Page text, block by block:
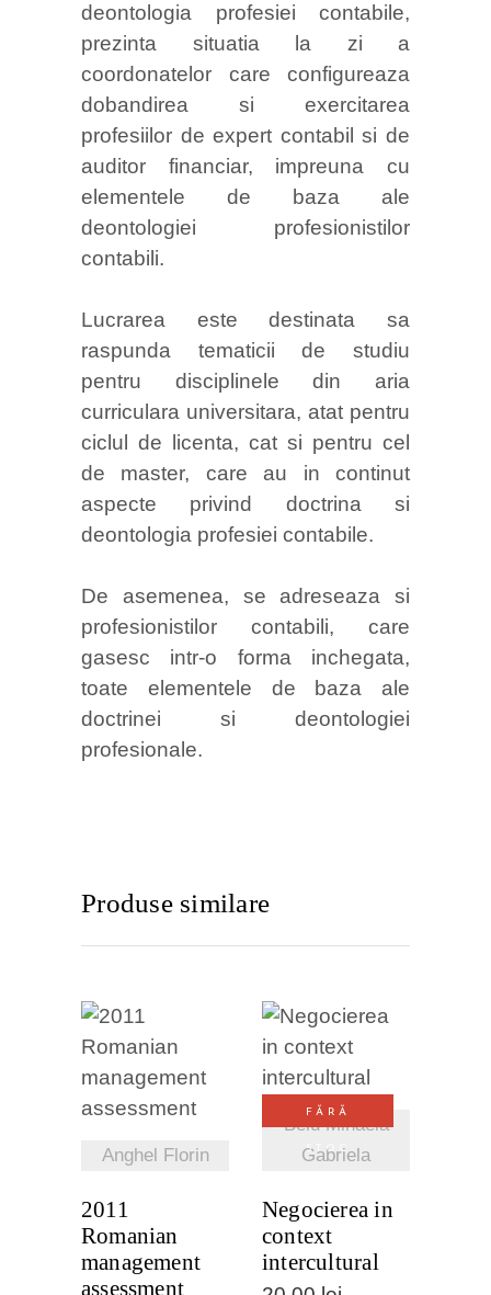
deontologia profesiei contabile,
prezinta situatia la zi a
coordonatelor care configureaza
dobandirea si exercitarea
profesiilor de expert contabil si de
auditor financiar, impreuna cu
elementele de baza ale
deontologiei profesionistilor
contabili.
Lucrarea este destinata sa
raspunda tematicii de studiu
pentru disciplinele din aria
curriculara universitara, atat pentru
ciclul de licenta, cat si pentru cel
de master, care au in continut
aspecte privind doctrina si
deontologia profesiei contabile.
De asemenea, se adreseaza si
profesionistilor contabili, care
gasesc intr-o forma inchegata,
toate elementele de baza ale
doctrinei si deontologiei
profesionale.
Produse similare
Anghel Florin
DETALII
2011
Romanian
management
assessment
FĂRĂ
STOC
Belu Mihaela
Gabriela
VEZI
DETALII
Negocierea in
context
intercultural